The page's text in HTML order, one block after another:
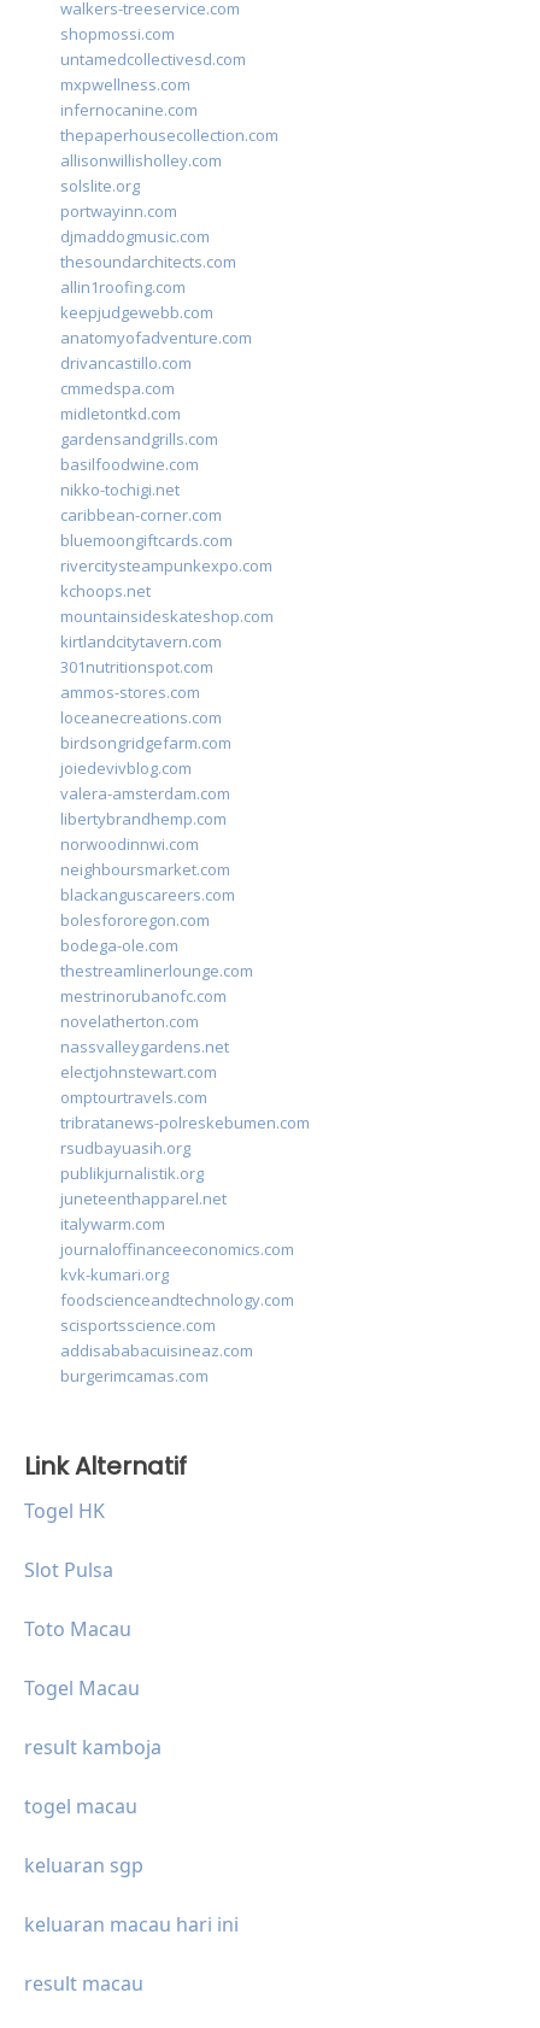
walkers-treeservice.com
shopmossi.com
untamedcollectivesd.com
mxpwellness.com
infernocanine.com
thepaperhousecollection.com
allisonwillisholley.com
solslite.org
portwayinn.com
djmaddogmusic.com
thesoundarchitects.com
allin1roofing.com
keepjudgewebb.com
anatomyofadventure.com
drivancastillo.com
cmmedspa.com
midletontkd.com
gardensandgrills.com
basilfoodwine.com
nikko-tochigi.net
caribbean-corner.com
bluemoongiftcards.com
rivercitysteampunkexpo.com
kchoops.net
mountainsideskateshop.com
kirtlandcitytavern.com
301nutritionspot.com
ammos-stores.com
loceanecreations.com
birdsongridgefarm.com
joiedevivblog.com
valera-amsterdam.com
libertybrandhemp.com
norwoodinnwi.com
neighboursmarket.com
blackanguscareers.com
bolesfororegon.com
bodega-ole.com
thestreamlinerlounge.com
mestrinorubanofc.com
novelatherton.com
nassvalleygardens.net
electjohnstewart.com
omptourtravels.com
tribratanews-polreskebumen.com
rsudbayuasih.org
publikjurnalistik.org
juneteenthapparel.net
italywarm.com
journaloffinanceeconomics.com
kvk-kumari.org
foodscienceandtechnology.com
scisportsscience.com
addisababacuisineaz.com
burgerimcamas.com
Link Alternatif
Togel HK
Slot Pulsa
Toto Macau
Togel Macau
result kamboja
togel macau
keluaran sgp
keluaran macau hari ini
result macau